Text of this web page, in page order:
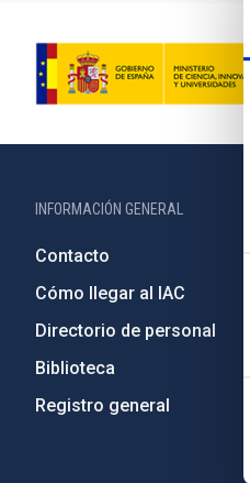
INFORMACIÓN GENERAL
Contacto
Cómo llegar al IAC
Directorio de personal
Biblioteca
Registro general